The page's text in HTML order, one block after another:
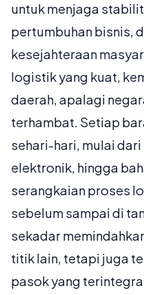
untuk menjaga
pertumbuhan bisnis,
kesejahteraan
logistik yang kuat,
daerah, apalagi
terhambat. Setiap
sehari-hari, mulai
elektronik, hingga
serangkaian proses
sebelum sampai di
sekadar
titik lain, tetapi juga
pasok yang